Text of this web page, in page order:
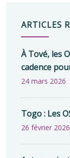
ARTICLES
À Tové, les
cadence
24 mars 2026
Togo : Les
26 février 2026